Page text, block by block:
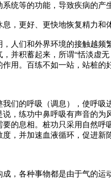
统等的功能，导致疾病的产
，更好、更快地恢复精力和
人们和外界环境的接触越
并积蓄起来，所谓“恬淡虚
用。百练不如一站，站桩的
们的呼吸（调息），使呼
，练功中鼻呼吸有声音的
的息相。桩功只采用自然
，并加速血液循环，促进
，各种事物都是由于气的